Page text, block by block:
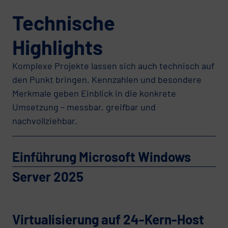
Technische
Highlights
Komplexe Projekte lassen sich auch technisch auf
den Punkt bringen. Kennzahlen und besondere
Merkmale geben Einblick in die konkrete
Umsetzung – messbar, greifbar und
nachvollziehbar.
Einführung Microsoft Windows
Server 2025
Virtualisierung auf 24-Kern-Host